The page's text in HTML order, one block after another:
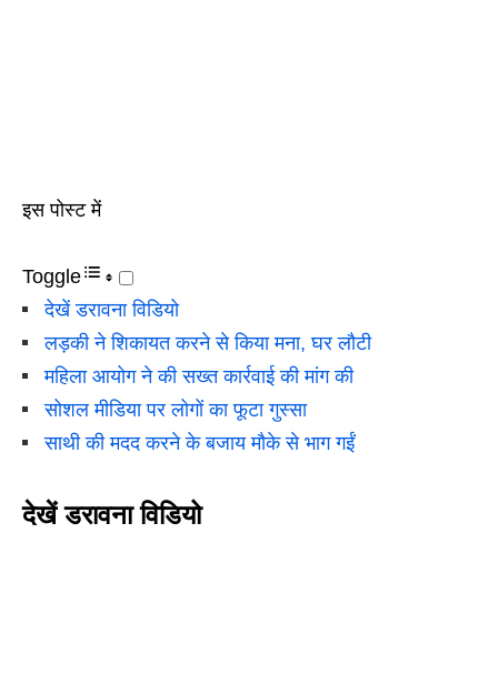
इस पोस्ट में
Toggle
देखें डरावना विडियो
लड़की ने शिकायत करने से किया मना, घर लौटी
महिला आयोग ने की सख्त कार्रवाई की मांग की
सोशल मीडिया पर लोगों का फूटा गुस्सा
साथी की मदद करने के बजाय मौके से भाग गईं
देखें डरावना विडियो